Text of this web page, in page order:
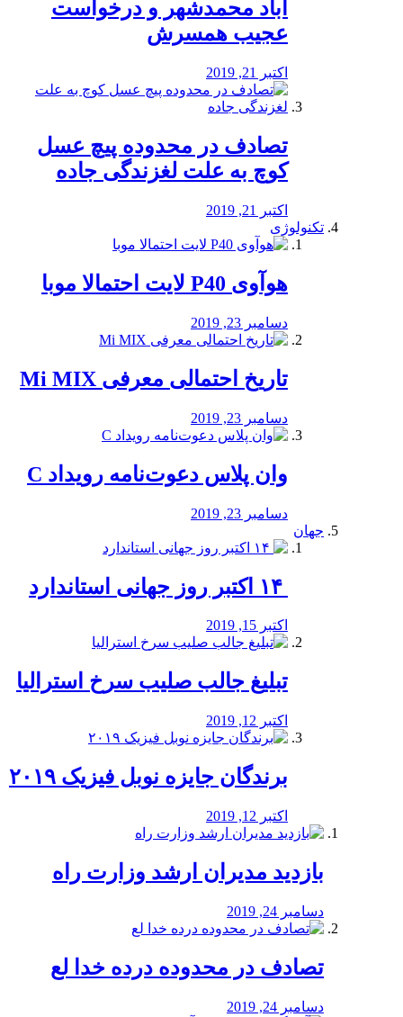
آباد محمدشهر و درخواست
عجیب همسرش
اکتبر 21, 2019
تصادف در محدوده پیچ عسل
کوچ به علت لغزندگی جاده
اکتبر 21, 2019
تکنولوژی
هوآوی P40 لایت احتمالا موبا
دسامبر 23, 2019
تاریخ احتمالی معرفی Mi MIX
دسامبر 23, 2019
وان پلاس دعوت‌نامه رویداد C
دسامبر 23, 2019
جهان
اکتبر 15, 2019
تبلیغ جالب صلیب سرخ استرالیا
اکتبر 12, 2019
برندگان جایزه نوبل فیزیک ۲۰۱۹
اکتبر 12, 2019
بازدید مدیران ارشد وزارت راه
دسامبر 24, 2019
تصادف در محدوده درده خدا لع
دسامبر 24, 2019